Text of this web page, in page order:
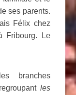
ses parents.
Félix chez
Fribourg. Le
branches
les